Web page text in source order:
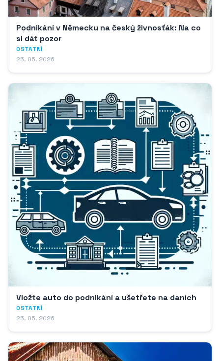
Podnikání v Německu na český živnosťák: Na co
si dát pozor
OSTATNÍ
25. 05. 2026
Vložte auto do podnikání a ušetřete na daních
OSTATNÍ
25. 05. 2026